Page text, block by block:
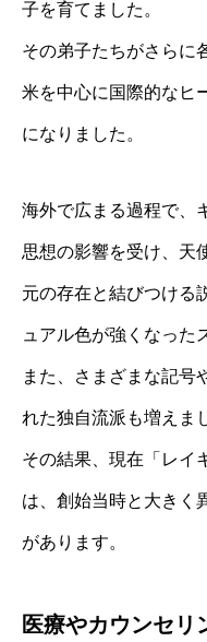
子を育てました。
その弟子たちがさらに
米を中心に国際的なヒ
になりました。
海外で広まる過程で、
思想の影響を受け、天
元の存在と結びつける
ュアル色が強くなった
また、さまざまな記号
れた独自流派も増えま
その結果、現在「レイ
は、創始当時と大きく
があります。
医療やカウンセリ